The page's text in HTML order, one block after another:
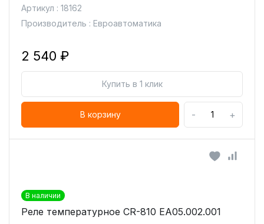
Артикул : 18162
Производитель : Евроавтоматика
2 540 ₽
Купить в 1 клик
В корзину - +
В наличии
Реле температурное CR-810 ЕА05.002.001